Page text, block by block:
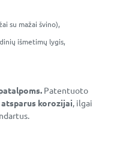
su mažai švino),
išmetimų lygis,
Patentuoto
atsparus korozijai, ilgai